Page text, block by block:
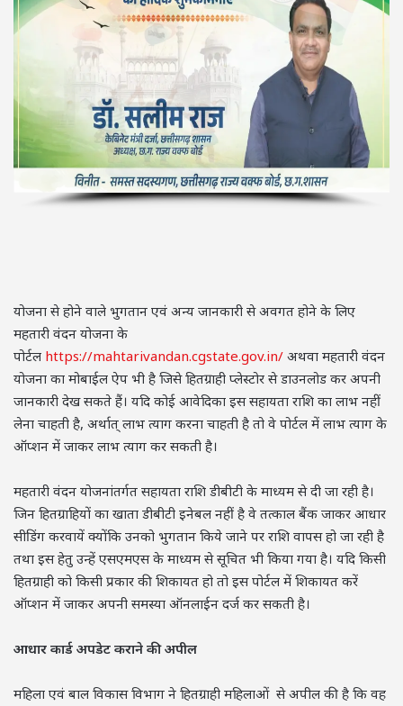
योजना से होने वाले भुगतान एवं अन्य जानकारी से अवगत होने के लिए
महतारी वंदन योजना के
पोर्टल https://mahtarivandan.cgstate.gov.in/ अथवा महतारी वंदन
योजना का मोबाईल ऐप भी है जिसे हितग्राही प्लेस्टोर से डाउनलोड कर अपनी
जानकारी देख सकते हैं। यदि कोई आवेदिका इस सहायता राशि का लाभ नहीं
लेना चाहती है, अर्थात् लाभ त्याग करना चाहती है तो वे पोर्टल में लाभ त्याग के
ऑप्शन में जाकर लाभ त्याग कर सकती है।
महतारी वंदन योजनांतर्गत सहायता राशि डीबीटी के माध्यम से दी जा रही है।
जिन हितग्राहियों का खाता डीबीटी इनेबल नहीं है वे तत्काल बैंक जाकर आधार
सीडिंग करवायें क्योंकि उनको भुगतान किये जाने पर राशि वापस हो जा रही है
तथा इस हेतु उन्हें एसएमएस के माध्यम से सूचित भी किया गया है। यदि किसी
हितग्राही को किसी प्रकार की शिकायत हो तो इस पोर्टल में शिकायत करें
ऑप्शन में जाकर अपनी समस्या ऑनलाईन दर्ज कर सकती है।
आधार कार्ड अपडेट कराने की अपील
महिला एवं बाल विकास विभाग ने हितग्राही महिलाओं से अपील की है कि वह